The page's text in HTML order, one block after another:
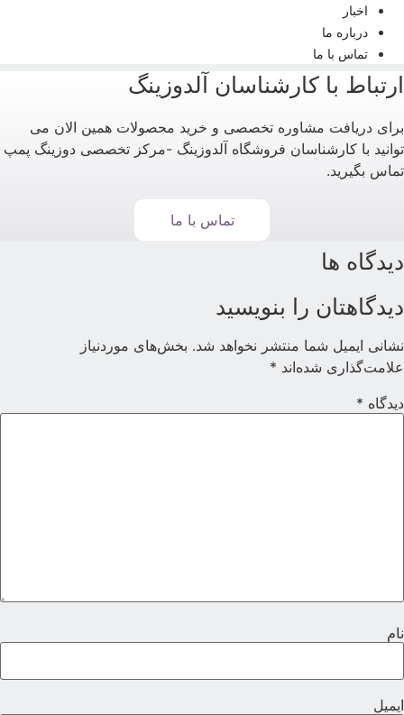
اخبار
درباره ما
تماس با ما
ارتباط با کارشناسان آلدوزینگ
برای دریافت مشاوره تخصصی و خرید محصولات همین الان می
توانید با کارشناسان فروشگاه آلدوزینگ -مرکز تخصصی دوزینگ پمپ
تماس بگیرید.
تماس با ما
دیدگاه ها
دیدگاهتان را بنویسید
نشانی ایمیل شما منتشر نخواهد شد. بخش‌های موردنیاز
علامت‌گذاری شده‌اند *
دیدگاه *
نام
ایمیل